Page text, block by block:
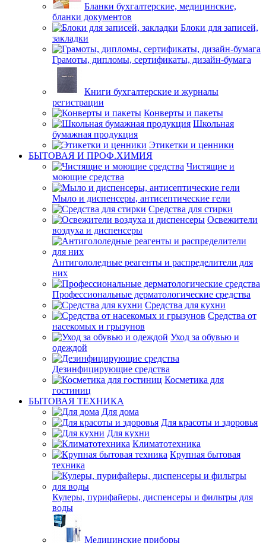
Бланки бухгалтерские, медицинские,
бланки документов
Блоки для записей,
закладки
Грамоты, дипломы, сертификаты, дизайн-бумага
Книги бухгалтерские и журналы
регистрации
Конверты и пакеты
Школьная
бумажная продукция
Этикетки и ценники
БЫТОВАЯ И ПРОФ.ХИМИЯ
Чистящие и
моющие средства
Мыло и диспенсеры, антисептические гели
Средства для стирки
Освежители
воздуха и диспенсеры
Антигололедные реагенты и распределители для
них
Профессиональные дерматологические средства
Средства для кухни
Средства от
насекомых и грызунов
Уход за обувью и
одеждой
Дезинфицирующие средства
Косметика для
гостиниц
БЫТОВАЯ ТЕХНИКА
Для дома
Для красоты и здоровья
Для кухни
Климатотехника
Крупная бытовая
техника
Кулеры, пурифайеры, диспенсеры и фильтры для
воды
Медицинские приборы